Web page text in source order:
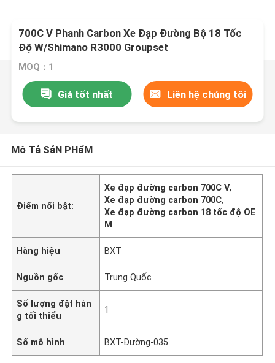
700C V Phanh Carbon Xe Đạp Đường Bộ 18 Tốc
Độ W/Shimano R3000 Groupset
MOQ：1
Giá tốt nhất Liên hệ chúng tôi
Mô Tả SảN PHẩM
Điểm nổi bật:
Xe đạp đường carbon 700C V,
Xe đạp đường carbon 700C,
Xe đạp đường carbon 18 tốc độ OE
M
Hàng hiệu BXT
Nguồn gốc Trung Quốc
Số lượng đặt hàn
g tối thiểu
1
Số mô hình BXT-Đường-035